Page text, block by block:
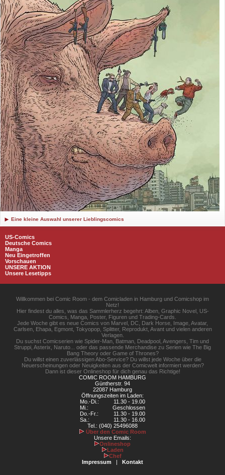
Eine kleine Auswahl unserer Lieblingscomics
US-Comics
Deutsche Comics
Manga
Neu Eingetroffen
Vorschauen
UNSERE AKTION
Unsere Lesetipps
Willkommen bei Comic Room - dem Comicladen in Hamburg und Comicshop im
Netz!
Hier findest du alles, was das Sammlerherz begehrt: Alben, Graphic Novel, US-
Comics, Manga, Poster, Figuren und Trading-Cards.
Jede Woche gibt es neue Comics von Marvel, DC, Dark Horse, Image, Avatar,
Carlsen, Ehapa, Egmont, Tokyopop, Splitter, Reprodukt, Avant und vielen anderen
Verlagen.
Du suchst Comicserien wie Spider-Man, Batman, Deadpool, Avengers, Tim und
Struppi, Asterix, Naruto... oder das passende Merchandise zu Serien wie The Big
Bang Theory oder Game of Thrones?
Du willst einen zuverlässigen Abo-Service? Du willst jede Woche über die
Neuerscheinungen oder Neuigkeiten aus der Comicwelt informiert werden?
Dann ist dieser Onlineshop für dich genau das Richtige!
COMIC ROOM HAMBURG
Güntherstr. 94
22087 Hamburg
Öffnungszeiten im Laden:
Mo.-Di.:
11.30 - 19.00
Mi.:
Geschlossen
Do.-Fr.:
11.30 - 19.00
Sa.:
11.30 - 16.00
Tel.: (040) 25496088
Über den Comic Room
Unsere Emails:
Onlineshop
Laden
Chef
Impressum | Kontakt